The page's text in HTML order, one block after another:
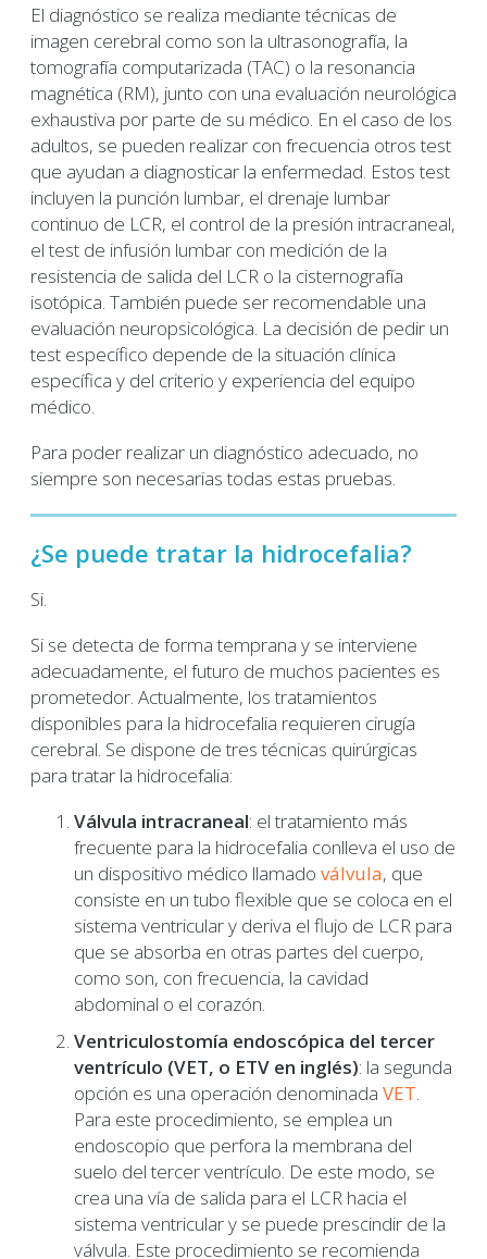
El diagnóstico se realiza mediante técnicas de
imagen cerebral como son la ultrasonografía, la
tomografía computarizada (TAC) o la resonancia
magnética (RM), junto con una evaluación neurológica
exhaustiva por parte de su médico. En el caso de los
adultos, se pueden realizar con frecuencia otros test
que ayudan a diagnosticar la enfermedad. Estos test
incluyen la punción lumbar, el drenaje lumbar
continuo de LCR, el control de la presión intracraneal,
el test de infusión lumbar con medición de la
resistencia de salida del LCR o la cisternografía
isotópica. También puede ser recomendable una
evaluación neuropsicológica. La decisión de pedir un
test específico depende de la situación clínica
específica y del criterio y experiencia del equipo
médico.
Para poder realizar un diagnóstico adecuado, no
siempre son necesarias todas estas pruebas.
¿Se puede tratar la hidrocefalia?
Si.
Si se detecta de forma temprana y se interviene
adecuadamente, el futuro de muchos pacientes es
prometedor. Actualmente, los tratamientos
disponibles para la hidrocefalia requieren cirugía
cerebral. Se dispone de tres técnicas quirúrgicas
para tratar la hidrocefalia:
Válvula intracraneal: el tratamiento más
frecuente para la hidrocefalia conlleva el uso de
un dispositivo médico llamado válvula, que
consiste en un tubo flexible que se coloca en el
sistema ventricular y deriva el flujo de LCR para
que se absorba en otras partes del cuerpo,
como son, con frecuencia, la cavidad
abdominal o el corazón.
Ventriculostomía endoscópica del tercer
ventrículo (VET, o ETV en inglés): la segunda
opción es una operación denominada VET.
Para este procedimiento, se emplea un
endoscopio que perfora la membrana del
suelo del tercer ventrículo. De este modo, se
crea una vía de salida para el LCR hacia el
sistema ventricular y se puede prescindir de la
válvula. Este procedimiento se recomienda